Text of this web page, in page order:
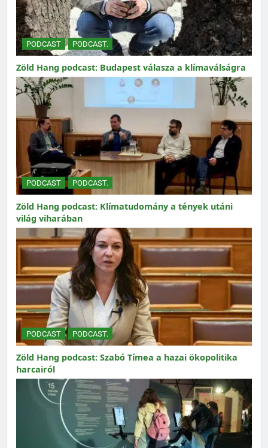
PODCAST PODCAST.
Zöld Hang podcast: Budapest válasza a klímaválságra
PODCAST PODCAST.
Zöld Hang podcast: Klímatudomány a tények utáni
világ viharában
PODCAST PODCAST.
Zöld Hang podcast: Szabó Tímea a hazai ökopolitika
harcairól